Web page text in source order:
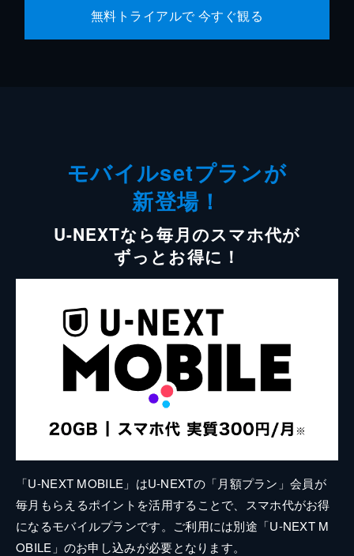
無料トライアルで 今すぐ観る
モバイルsetプランが
新登場！
U-NEXTなら毎月のスマホ代が
ずっとお得に！
「U-NEXT MOBILE」はU-NEXTの「月額プラン」会員が
毎月もらえるポイントを活用することで、スマホ代がお得
になるモバイルプランです。ご利用には別途「U-NEXT M
OBILE」のお申し込みが必要となります。